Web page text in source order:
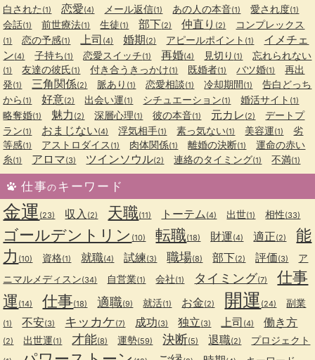
白された (1) 恋愛(4) メール返信(1) あの人の本音(1) 愛され度(1)
会話(1) 前世療法(1) 生徒(1) 部下(2) 仲直り (2) コンプレックス
(1) 恋の予感(1) 上司 (4) 婚期(2) アピールポイント (1)
イメチェ
ン(4) 子持ち(1) 恋愛スイッチ(1) 再婚(4) 見切り (1) 忘れられない
(1) 友達の彼氏(1) 付き合うきっかけ(1) 既婚者(1) バツ婚(1)
再出
発(1) 三角関係(2) 脈あり (1) 恋愛相談(1) 冷却期間(1)
告白どっち
から (1) 好意(2) 出会い運(1) シチュエーション(1) 婚活サイト (1)
略奪婚(1) 魅力 (2) 深層心理(1) 彼の本音(1) 元カレ (2)
デートプ
ラン(1) おまじない(4) 浮気相手(1) 素っ気ない(1) 美容運(1)
劣
等感(1) アストロダイス (1) 肉体関係(1) 離婚の決断(1)
運命の赤い
糸(1) アロマ(3) ツインソウル(2) 連絡のタイミング(1) 不満(1)
仕事のキーワード
金運 (23) 収入 (2) 天職(11) トーテム (4) 出世(1) 相性(33)
ゴールデントリン (10) 転職(18) 財運(4) 適正(2)
能
力 (10) 資格(1) 就職(4) 試練(3) 職場(8) 部下(2) 評価(3)
ア
ニマルメディスン(34) 自営業(1) 会社(1) タイミング(7)
仕事
運 (14) 仕事(18) 適職(9) 就活(1) お金(2) 開運 (24) 副業
(1) 不安(3) キッカケ(7) 成功(3) 独立(3) 上司 (4) 働き方
(2) 出世運(1) 才能(8) 運勢(59) 決断(5) 退職(2) プロジェクト